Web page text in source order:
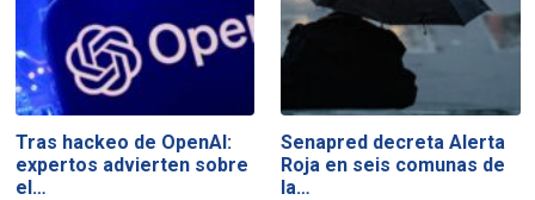
Tras hackeo de OpenAI:
expertos advierten sobre
el…
Senapred decreta Alerta
Roja en seis comunas de
la…